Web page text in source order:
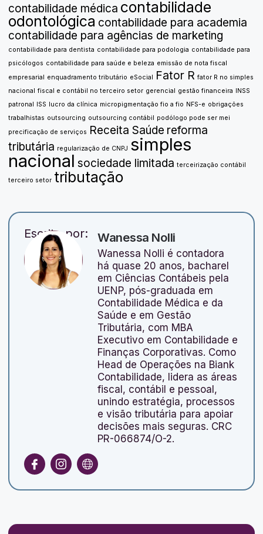
contabilidade médica contabilidade
odontológica contabilidade para academia
contabilidade para agências de marketing
contabilidade para dentista contabilidade para podologia contabilidade para
psicólogos contabilidade para saúde e beleza emissão de nota fiscal
empresarial
enquadramento tributário eSocial Fator R fator R no simples
nacional
fiscal e contábil no terceiro setor gerencial gestão financeira
INSS
patronal
ISS lucro da clínica micropigmentação fio a fio NFS-e obrigações
trabalhistas outsourcing outsourcing contábil
podólogo pode ser mei
precificação de serviços Receita Saúde reforma
tributária regularização de CNPJ simples
nacional sociedade limitada terceirização contábil
terceiro setor tributação
Escrito por: Wanessa Nolli
Wanessa Nolli é contadora
há quase 20 anos, bacharel
em Ciências Contábeis pela
UENP, pós-graduada em
Contabilidade Médica e da
Saúde e em Gestão
Tributária, com MBA
Executivo em Contabilidade e
Finanças Corporativas. Como
Head de Operações na Biank
Contabilidade, lidera as áreas
fiscal, contábil e pessoal,
unindo estratégia, processos
e visão tributária para apoiar
decisões mais seguras. CRC
PR-066874/O-2.